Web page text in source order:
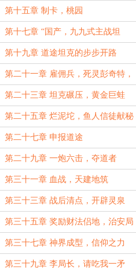
第十五章 制卡，桃园
第十七章 “国产，九九式主战坦
克！”
第十九章 道途坦克的步步开路
第二十一章 雇佣兵，死灵彭奇特，
岐孽虫兽塔斯通
第二十三章 坦克碾压，黄金巨蛙
第二十五章 烂泥坨，鱼人信徒献秘
法
第二十七章 申报道途
第二十九章 一炮六击，夺道者
第三十一章 血战，天建地筑
第三十三章 战后清点，开辟灵泉
第三十五章 奖励财法侣地，治安局
科长
第三十七章 神界成型，信仰之力
第三十九章 李局长，请吃我一矛